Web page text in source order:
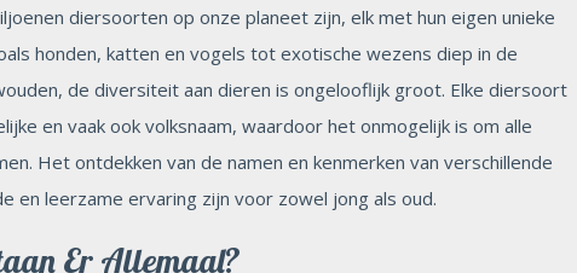
diersoorten op onze planeet zijn, elk met hun eigen unieke
honden, katten en vogels tot exotische wezens diep in de
de diversiteit aan dieren is ongelooflijk groot. Elke diersoort
en vaak ook volksnaam, waardoor het onmogelijk is om alle
Het ontdekken van de namen en kenmerken van verschillende
en leerzame ervaring zijn voor zowel jong als oud.
Er Allemaal?